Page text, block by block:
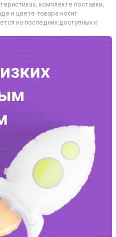
комплекте поставки,
и цвете товара носит
на последних доступных к